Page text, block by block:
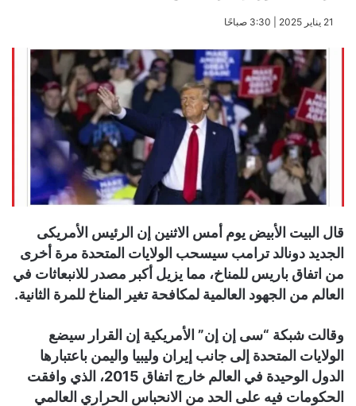
​21 يناير 2025 | 3:30 صباحًا
قال البيت الأبيض يوم أمس الاثنين إن الرئيس الأمريكى
الجديد دونالد ترامب سيسحب الولايات المتحدة مرة أخرى
من اتفاق باريس للمناخ، مما يزيل أكبر مصدر للانبعاثات في
العالم من الجهود العالمية لمكافحة تغير المناخ للمرة الثانية.
وقالت شبكة “سى إن إن” الأمريكية إن القرار سيضع
الولايات المتحدة إلى جانب إيران وليبيا واليمن باعتبارها
الدول الوحيدة في العالم خارج اتفاق 2015، الذي وافقت
الحكومات فيه على الحد من الانحباس الحراري العالمي